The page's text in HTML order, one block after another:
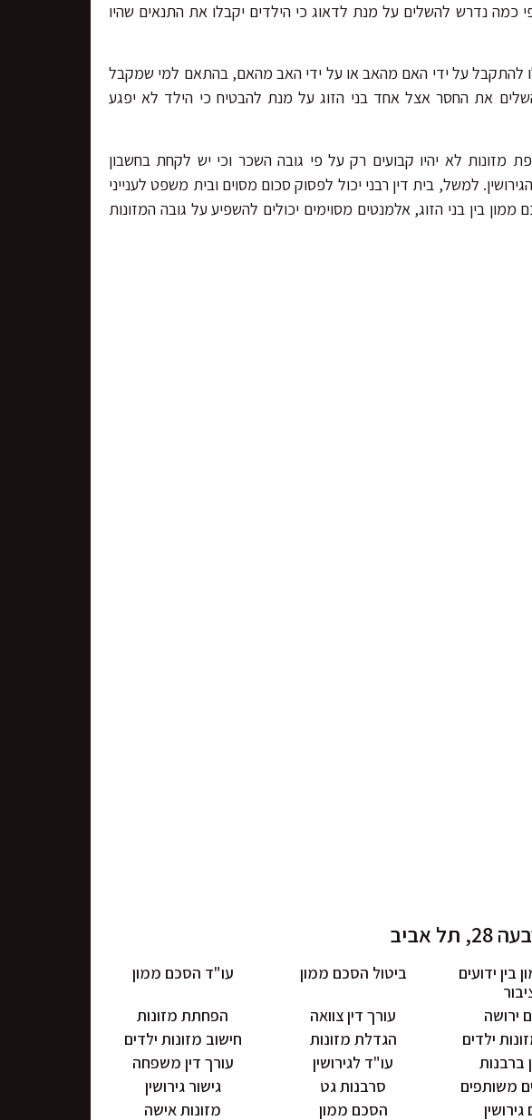
כמה נדרש להשלים על מנת לדאוג כי הילדים יקבלו את התנאים שהיו
להתקבל על ידי האם מהאב או על ידי האב מהאם, בהתאם למי שמקבל
את החסר אצל אחד בני הזוג על מנת להבטיח כי הילד לא יפגע
לא יהיו קבועים רק על פי גובה השכר וכי יש לקחת בחשבון
למשל, בית דין רבני יכול לפסוק סכום מסוים ובית משפט לענייני
בין בני הזוג, אלמנטים מסוימים יכולים להשפיע על גובה המזונות
בין ידועים
ביטול הסכם ממון עו"ד הסכם ממון
ירושה עורך דין צוואה
הפחתת מזונות
ילדים הגדלת מזונות
חישוב מזונות ילדים
ברבנות עו"ד לגירושין
עורך דין משפחה
משותפים סרבנות גט
גישור גירושין
הסכם ממון מזונות אישה